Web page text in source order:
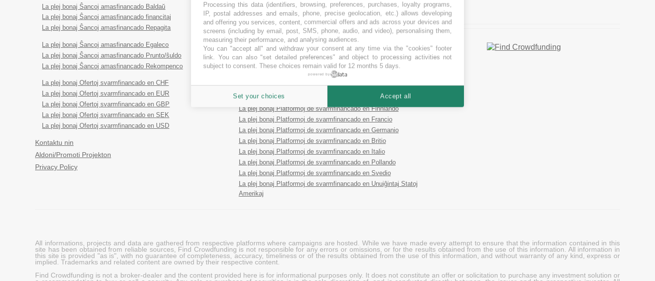
La plej bonaj Ŝancoj amasfinancado Baldaŭ
La plej bonaj Ŝancoj amasfinancado financitaj
La plej bonaj Ŝancoj amasfinancado Repagita
La plej bonaj Ŝancoj amasfinancado Egaleco
La plej bonaj Ŝancoj amasfinancado Prunto/ŝuldo
La plej bonaj Ŝancoj amasfinancado Rekompenco
La plej bonaj Ofertoj svarmfinancado en CHF
La plej bonaj Ofertoj svarmfinancado en EUR
La plej bonaj Ofertoj svarmfinancado en GBP
La plej bonaj Ofertoj svarmfinancado en SEK
La plej bonaj Ofertoj svarmfinancado en USD
Kontaktu nin
Aldoni/Promoti Projekton
Privacy Policy
La plej bonaj Platformoj de svarmfinancado Nemoveblaĵoj
La plej bonaj Platformoj de svarmfinancado Debt
La plej bonaj Platformoj de svarmfinancado P2P
La plej bonaj Platformoj de svarmfinancado Royalty
La plej bonaj Platformoj de svarmfinancado Rekompenco
La plej bonaj Platformoj de svarmfinancado en Aŭstrio
La plej bonaj Platformoj de svarmfinancado en Aŭstralio
La plej bonaj Platformoj de svarmfinancado en Estonio
La plej bonaj Platformoj de svarmfinancado en Hispanio
La plej bonaj Platformoj de svarmfinancado en Finnlando
La plej bonaj Platformoj de svarmfinancado en Francio
La plej bonaj Platformoj de svarmfinancado en Germanio
La plej bonaj Platformoj de svarmfinancado en Britio
La plej bonaj Platformoj de svarmfinancado en Italio
La plej bonaj Platformoj de svarmfinancado en Pollando
La plej bonaj Platformoj de svarmfinancado en Svedio
La plej bonaj Platformoj de svarmfinancado en Unuiĝintaj Statoj
Amerikaj
All informations, projects and data are gathered from respective platforms where campaigns are hosted. While we have made every attempt to ensure that the information contained in this
site has been obtained from reliable sources, Find Crowdfunding is not responsible for any errors or omissions, or for the results obtained from the use of this information. All information in
this site is provided "as is", with no guarantee of completeness, accuracy, timeliness or of the results obtained from the use of this information, and without warranty of any kind, express or
implied. Trademarks and related content are owned by their respective content.
Find Crowdfunding is not a broker-dealer and the content provided here is for informational purposes only. It does not constitute an offer or solicitation to purchase any investment solution or
Processing this data (identifiers, browsing, preferences, purchases, loyalty programs,
IP, postal addresses and emails, phone, precise geolocation, etc.) allows developing
and offering you services, content, commercial offers and ads across your devices and
screens (including by email, post, SMS, phone, audio, and video), personalising them,
measuring their performance, and analysing audiences.
You can "accept all" and withdraw your consent at any time via the "cookies" footer
link. You can also "set detailed preferences" and object to processing activities not
subject to consent. These choices remain valid for 12 months 5 days.
powered by
Set your choices Accept all